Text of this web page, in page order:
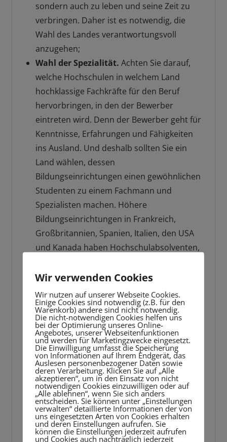
sondern auch zu leben und seine Zeit zu
verbringen. Daher ist es notwendig, die
Wahl des Landes verantwortungsvoll
anzugehen;
Wahl der Spezialität. Achten Sie darauf,
welche Hochschulen in welchem ​​Land
hochklassige Fachkräfte für den Beruf
hervorbringen, in den der Bewerber
eintreten wird. Denn der Bewerber geht für
Kenntnisse, Erfahrungen und Fähigkeiten
ins Ausland. Und deshalb sollten Sie ein
Land wählen, dessen
Bildungseinrichtungen einen gewöhnlichen
Studenten zu einem Fachmann und
Spezialisten machen. Höhere
Bildungseinrichtungen in Frankreich,
Großbritannien, Spanien, Italien, den USA
und Kanada haben Hochschulabsolventen,
einen Job bekommen können;
Territoriale Lage.
Natürlich spielt die
Entfernung zwischen den Ländern eine
wichtige Rolle bei der Wahl eines
Hochschulplatzes. Je näher die Kinder
lernen, desto mehr Möglichkeiten werden
es, ihre Heimat zu besuchen, desto ruhiger
werden die Eltern sein.
Brauche ich ein Visum und wie
bekomme ich eines?
Wir verwenden Cookies
Wir nutzen auf unserer Webseite Cookies.
Einige Cookies sind notwendig (z.B. für den
Warenkorb) andere sind nicht notwendig.
Die nicht-notwendigen Cookies helfen uns
bei der Optimierung unseres Online-
Angebotes, unserer Webseitenfunktionen
und werden für Marketingzwecke eingesetzt.
Die Einwilligung umfasst die Speicherung
von Informationen auf Ihrem Endgerät, das
Auslesen personenbezogener Daten sowie
deren Verarbeitung. Klicken Sie auf „Alle
akzeptieren“, um in den Einsatz von nicht
notwendigen Cookies einzuwilligen oder auf
„Alle ablehnen“, wenn Sie sich anders
entscheiden. Sie können unter „Einstellungen
verwalten“ detaillierte Informationen der von
uns eingesetzten Arten von Cookies erhalten
und deren Einstellungen aufrufen. Sie
können die Einstellungen jederzeit aufrufen
und Cookies auch nachträglich jederzeit